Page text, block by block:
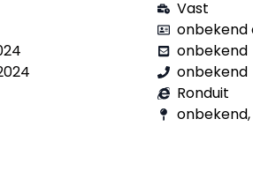
Vast
onbekend
onbekend
onbekend
Ronduit